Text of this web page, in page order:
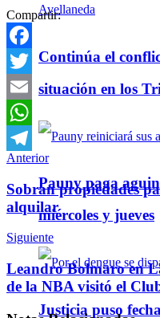
Continúa el
situación en los
Pauny paga
miércoles y jueves
Justicia puso
Compartir:
Facebook
Twitter
Email
WhatsApp
Telegram
Anterior
Sobran propiedades
alquilar
Siguiente
Leandro Bolmaro en
de la NBA visitó el